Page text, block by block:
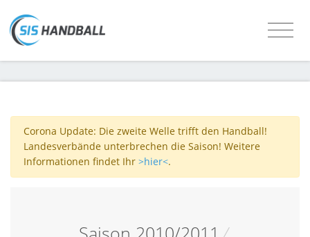
Corona Update: Die zweite Welle trifft den Handball!
Landesverbände unterbrechen die Saison! Weitere
Informationen findet Ihr >hier<.